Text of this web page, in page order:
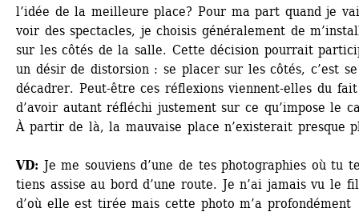
l’idée de la meilleure place? Pour ma part quand je
voir des spectacles, je choisis généralement de
sur les côtés de la salle. Cette décision pourrait
un désir de distorsion : se placer sur les côtés, c’est se
décadrer. Peut-être ces réflexions viennent-elles du fait
d’avoir autant réfléchi justement sur ce qu’impose le
À partir de là, la mauvaise place n’existerait presque
VD: Je me souviens d’une de tes photographies où tu
tiens assise au bord d’une route. Je n’ai jamais vu le
d’où elle est tirée mais cette photo m’a profondément